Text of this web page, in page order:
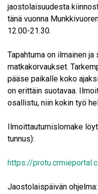
jaostolaisuudesta
tänä vuonna
12.00-21.30.
Tapahtuma on ilmainen
matkakorvaukset.
pääse paikalle koko
on erittäin suotavaa.
osallistu, niin kokin työ
Ilmoittautumislomake
tunnus):
https://
Jaostolaispäivän ohjelma: